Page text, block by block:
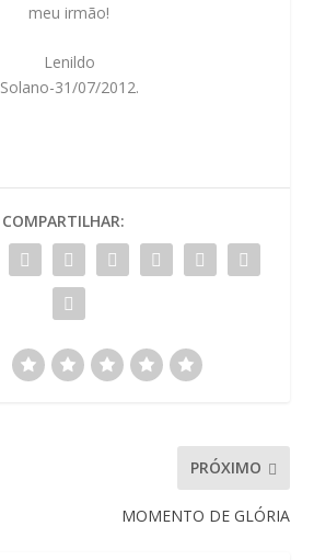
meu irmão!
Lenildo
Solano-31/07/2012.
COMPARTILHAR:
PRÓXIMO
MOMENTO DE GLÓRIA